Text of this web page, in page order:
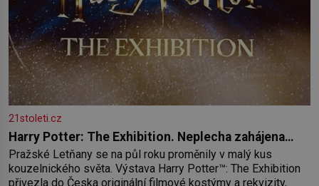
21stoleti.cz
Harry Potter: The Exhibition. Neplecha zahájena…
Pražské Letňany se na půl roku proměnily v malý kus
kouzelnického světa. Výstava Harry Potter™: The Exhibition
přivezla do Česka originální filmové kostýmy a rekvizity,